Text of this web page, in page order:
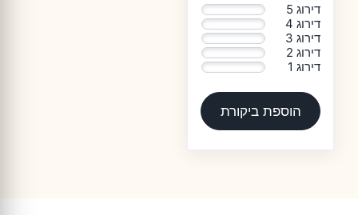
דירוג 5
דירוג 4
דירוג 3
דירוג 2
דירוג 1
הוספת ביקורת